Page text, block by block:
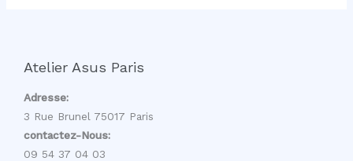
Atelier Asus Paris
Adresse:
3 Rue Brunel 75017 Paris
contactez-Nous:
09 54 37 04 03